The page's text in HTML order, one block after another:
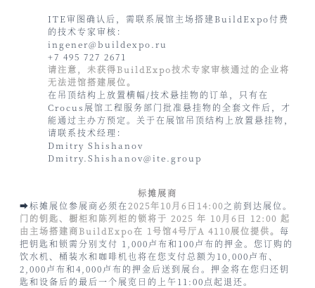
ITE审图确认后，需联系展馆主场搭建BuildExpo付费
的技术专家审核：
ingener@buildexpo.ru
+7 495 727 2671
请注意，未获得BuildExpo技术专家审核通过的企业将
无法进馆搭建展位。
在吊顶结构上放置横幅/技术悬挂物的订单，只有在
Crocus展馆工程服务部门批准悬挂物的全套文件后，才
能通过主办方预定。关于在展馆吊顶结构上放置悬挂物，
请联系技术经理：
Dmitry Shishanov
Dmitry.Shishanov@ite.group
标摊展商
➡标摊展位参展商必须在 2025年10月6日14:00之前到达展位。
门的钥匙、橱柜和陈列柜的锁将于 2025 年 10月6日 12:00 起
由主场搭建商BuildExpo在 1号馆4号厅A 4110展位提供。 每
把钥匙和锁需分别支付 1,000卢布和100卢布的押金。您订购的
饮水机、桶装水和咖啡机也将在您支付总额为10,000卢布、
2,000卢布和4,000卢布的押金后送到展台。押金将在您归还钥
匙和设备后的最后一个展览日的上午11:00点起退还。